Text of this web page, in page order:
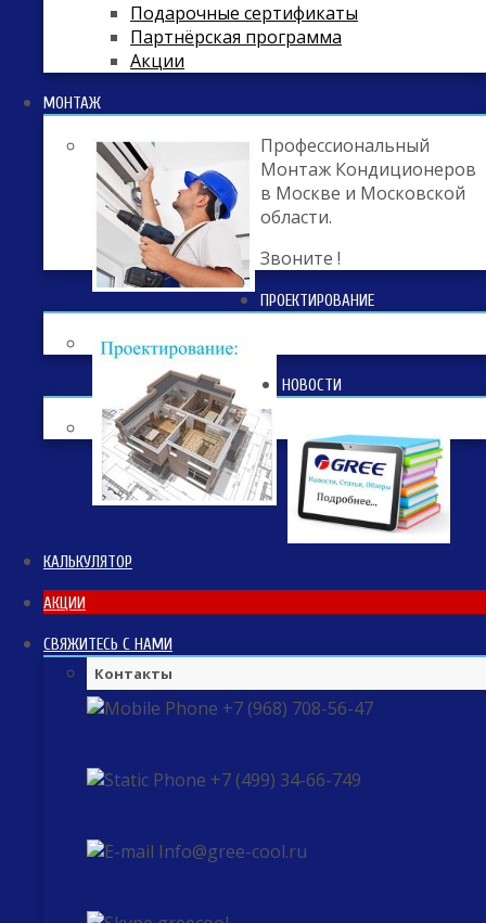
Подарочные сертификаты
Партнёрская программа
Акции
МОНТАЖ
Профессиональный
Монтаж Кондиционеров
в Москве и Московской
области.
Звоните !
ПРОЕКТИРОВАНИЕ
НОВОСТИ
КАЛЬКУЛЯТОР
АКЦИИ
СВЯЖИТЕСЬ С НАМИ
Контакты
+7 (968) 708-56-47
+7 (499) 34-66-749
Info@gree-cool.ru